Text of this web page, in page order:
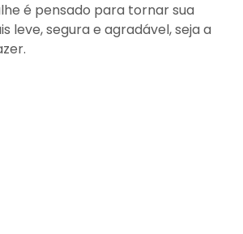
é pensado para tornar sua
leve, segura e agradável, seja a